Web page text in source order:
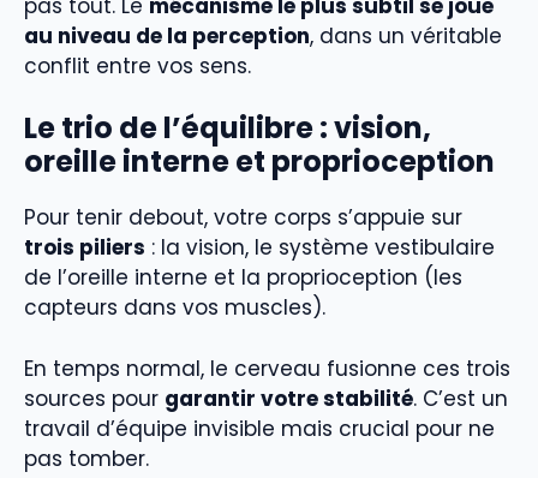
au niveau de la perception, dans un véritable
conflit entre vos sens.
Le trio de l’équilibre : vision,
oreille interne et proprioception
Pour tenir debout, votre corps s’appuie sur
trois piliers : la vision, le système vestibulaire
de l’oreille interne et la proprioception (les
capteurs dans vos muscles).
En temps normal, le cerveau fusionne ces trois
sources pour garantir votre stabilité. C’est un
travail d’équipe invisible mais crucial pour ne
pas tomber.